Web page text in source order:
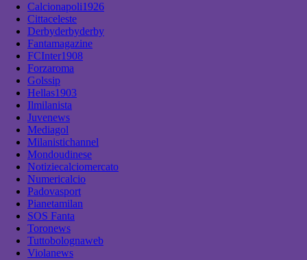
Calcionapoli1926
Cittaceleste
Derbyderbyderby
Fantamagazine
FCInter1908
Forzaroma
Golssip
Hellas1903
Ilmilanista
Juvenews
Mediagol
Milanistichannel
Mondoudinese
Notiziecalciomercato
Numericalcio
Padovasport
Pianetamilan
SOS Fanta
Toronews
Tuttobolognaweb
Violanews